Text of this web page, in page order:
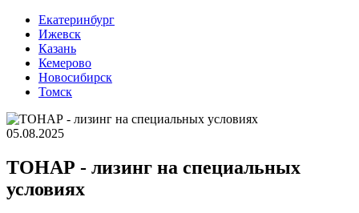
Екатеринбург
Ижевск
Казань
Кемерово
Новосибирск
Томск
05.08.2025
ТОНАР - лизинг на специальных
условиях